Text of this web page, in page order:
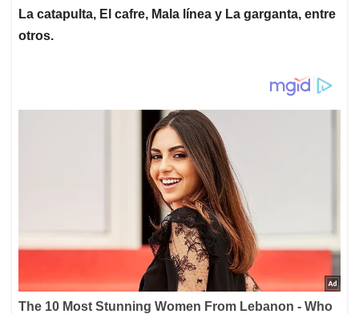
La catapulta, El cafre, Mala línea y La garganta, entre
otros.